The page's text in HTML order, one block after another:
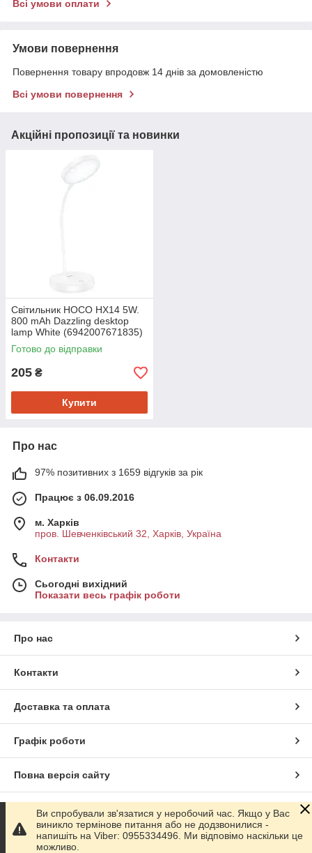
Всі умови оплати
Умови повернення
Повернення товару впродовж 14 днів за домовленістю
Всі умови повернення
Акційні пропозиції та новинки
Світильник HOCO HX14 5W.
800 mAh Dazzling desktop
lamp White (6942007671835)
Готово до відправки
205 ₴
Купити
Про нас
97% позитивних з 1659 відгуків за рік
Працює з 06.09.2016
м. Харків
пров. Шевченківський 32, Харків, Україна
Контакти
Сьогодні вихідний
Показати весь графік роботи
Про нас
Контакти
Доставка та оплата
Графік роботи
Повна версія сайту
Сайт створено на маркетплейсіProm.ua
Політика конфіденційності
Ви спробували зв'язатися у неробочий час. Якщо у Вас
виникло термінове питання або не додзвонилися -
напишіть на Viber: 0955334496. Ми відповімо наскільки це
можливо.